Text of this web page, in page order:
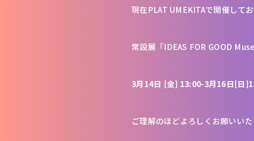
現在PLAT UMEKITAで開催して
常設展『IDEAS FOR GOOD
3月14日 [金] 13:00-3月16日[日
ご理解のほどよろしくお願いいた